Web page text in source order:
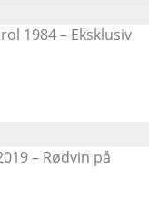
1984 – Eksklusiv
– Rødvin på